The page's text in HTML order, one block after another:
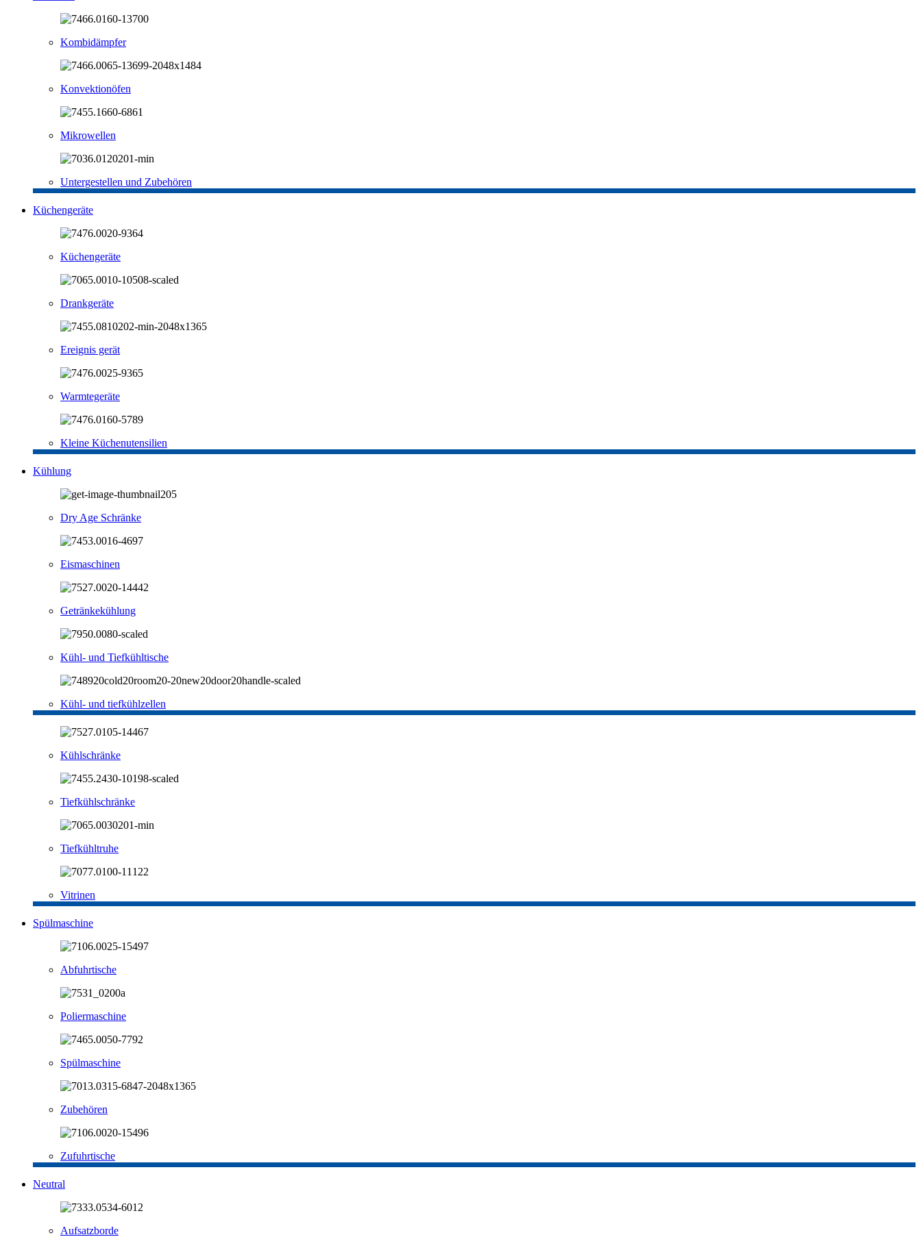
Kombidämpfer
Konvektionöfen
Mikrowellen
Untergestellen und Zubehören
Küchengeräte
Küchengeräte
Drankgeräte
Ereignis gerät
Warmtegeräte
Kleine Küchenutensilien
Kühlung
Dry Age Schränke
Eismaschinen
Getränkekühlung
Kühl- und Tiefkühltische
Kühl- und tiefkühlzellen
Kühlschränke
Tiefkühlschränke
Tiefkühltruhe
Vitrinen
Spülmaschine
Abfuhrtische
Poliermaschine
Spülmaschine
Zubehören
Zufuhrtische
Neutral
Aufsatzborde